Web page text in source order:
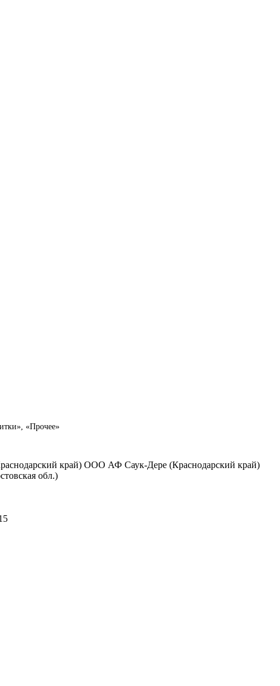
«Прочее»
край) ООО АФ Саук-Дере (Краснодарский край)
обл.)